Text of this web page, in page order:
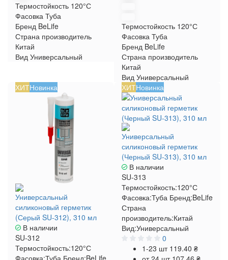
Термостойкость 120°С
Фасовка Туба
Бренд BeLife
Страна производитель
Китай
Вид Универсальный
Термостойкость 120°С
Фасовка Туба
Бренд BeLife
Страна производитель
Китай
Вид Универсальный
ХИТНовинка
Универсальный
силиконовый герметик
(Серый SU-312), 310 мл
В наличии
SU-312
Термостойкость:120°С
Фасовка:Туба Бренд:BeLife
ХИТНовинка
Универсальный
силиконовый герметик
(Черный SU-313), 310 мл
В наличии
SU-313
Термостойкость:120°С
Фасовка:Туба Бренд:BeLife
Страна
производитель:Китай
Вид:Универсальный
0
1-23 шт 119.40 ₴